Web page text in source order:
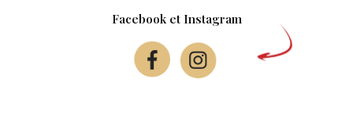
Facebook et Instagram